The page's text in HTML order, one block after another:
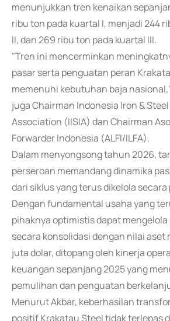
menunjukkan tren kenaikan
ribu ton pada kuartal I, menjadi 244
II, dan 269 ribu ton pada kuartal III.
"Tren ini mencerminkan
pasar serta penguatan peran
memenuhi kebutuhan baja
juga Chairman Indonesia Iron &
Association (IISIA) dan Chairman
Forwarder Indonesia (ALFI/ILFA).
Dalam menyongsong tahun 2026,
perseroan memandang dinamika
dari siklus yang terus dikelola
Dengan fundamental usaha yang
pihaknya optimistis dapat
secara konsolidasi dengan nilai aset
juta dolar, ditopang oleh kinerja
keuangan sepanjang 2025 yang
pemulihan dan penguatan
Menurut Akbar, keberhasilan
positif Krakatau Steel tidak terlepas